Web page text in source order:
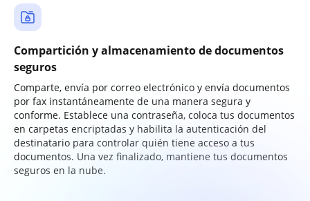
Compartición y almacenamiento de documentos
seguros
Comparte, envía por correo electrónico y envía documentos
por fax instantáneamente de una manera segura y
conforme. Establece una contraseña, coloca tus documentos
en carpetas encriptadas y habilita la autenticación del
destinatario para controlar quién tiene acceso a tus
documentos. Una vez finalizado, mantiene tus documentos
seguros en la nube.